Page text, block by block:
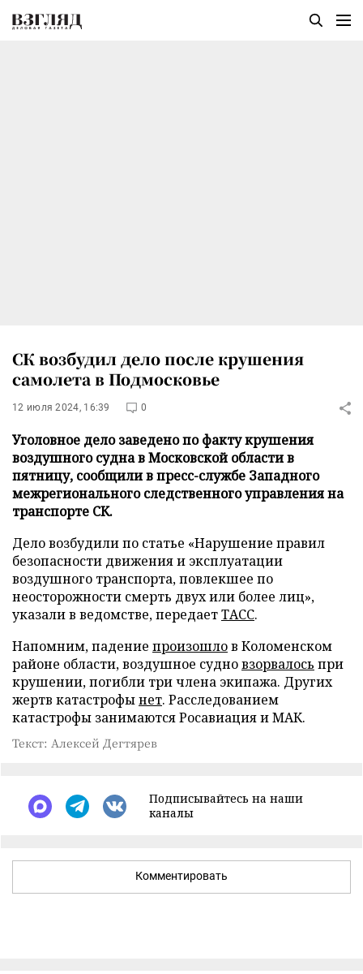
СК возбудил дело после крушения
самолета в Подмосковье
12 июля 2024, 16:39 0
Уголовное дело заведено по факту крушения
воздушного судна в Московской области в
пятницу, сообщили в пресс-службе Западного
межрегионального следственного управления на
транспорте СК.
Дело возбудили по статье «Нарушение правил
безопасности движения и эксплуатации
воздушного транспорта, повлекшее по
неосторожности смерть двух или более лиц»,
указали в ведомстве, передаетТАСС.
Напомним, падение произошлов Коломенском
районе области, воздушное судновзорвалось при
крушении, погибли три члена экипажа. Других
жертв катастрофынет. Расследованием
катастрофы занимаются Росавиация и МАК.
Текст: Алексей Дегтярев
Подписывайтесь на наши
каналы
Комментировать